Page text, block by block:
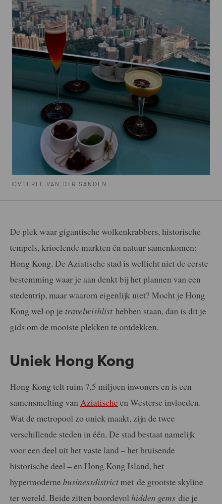
©VEERLE VAN DER SANDEN
De plek waar gigantische wolkenkrabbers, historische
tempels, krioelende markten én natuur samenkomen:
Hong Kong. De Aziatische stad is wellicht niet de eerste
bestemming waar je aan denkt bij het plannen van een
stedentrip, maar waarom eigenlijk niet? Mocht je Hong
Kong wel op je travelwishlist hebben staan, dan is dit je
gids om de mooiste plekken te ontdekken.
Uniek Hong Kong
Hong Kong telt ruim 7,5 miljoen inwoners en is een
samensmelting van Aziatischeen Westerse invloeden.
Wat de metropool zo uniek maakt, zijn de twee
verschillende steden in één. De stad bestaat namelijk
voor een deel uit het vaste land – het bruisende
historische deel – en Hong Kong Island, het
hypermoderne businessdistrict met de grootste skyline
ter wereld. Beide zitten boordevol hidden gems die je